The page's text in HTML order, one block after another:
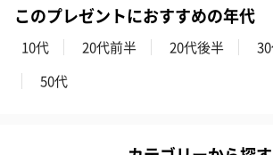
このプレゼントにおすすめの年代
10代 20代前半 20代後半
50代